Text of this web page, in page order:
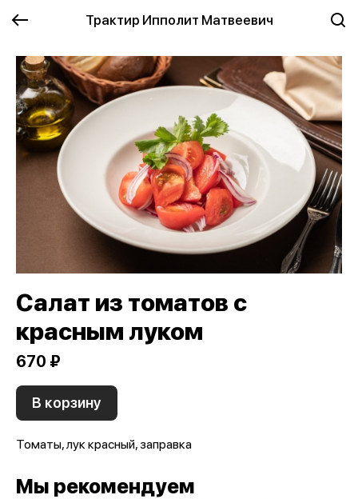
Трактир Ипполит Матвеевич
Салат из томатов с
красным луком
670 ₽
В корзину
Томаты, лук красный, заправка
Мы рекомендуем